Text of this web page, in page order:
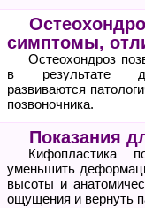
симптомы,
Остеохондроз
в результате
развиваются
позвоночника.
Показания
Кифопластика
уменьшить
высоты и
ощущения и вернуть